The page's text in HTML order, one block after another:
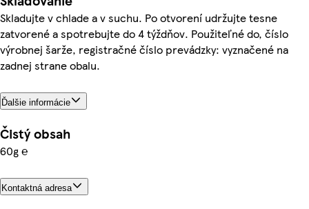
Skladujte v chlade a v suchu. Po otvorení udržujte tesne
zatvorené a spotrebujte do 4 týždňov. Použiteľné do, číslo
výrobnej šarže, registračné číslo prevádzky: vyznačené na
zadnej strane obalu.
Ďalšie informácie
Čistý obsah
60g ℮
Kontaktná adresa